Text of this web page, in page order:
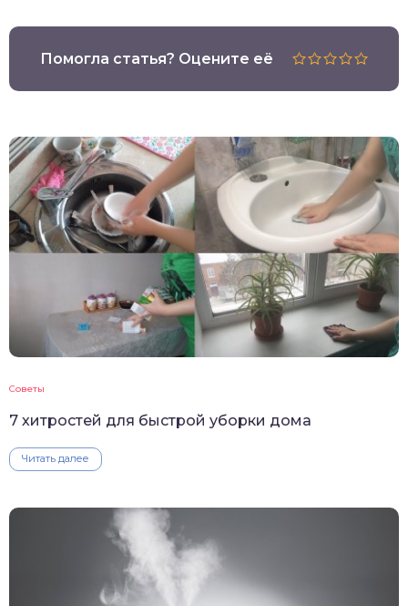
Помогла статья? Оцените её
Советы
7 хитростей для быстрой уборки дома
Читать далее